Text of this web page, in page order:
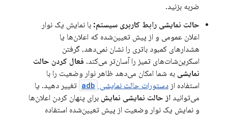
ضربه بزنید.
حالت نمایشی رابط کاربری سیستم: با نمایش یک نوار
اعلان عمومی و از پیش تعیین‌شده که اعلان‌ها یا
هشدارهای کمبود باتری را نشان نمی‌دهد، گرفتن
اسکرین‌شات‌های تمیز را آسان‌تر می‌کند. فعال کردن حالت
نمایشی به شما امکان می‌دهد ظاهر نوار وضعیت را با
استفاده از دستورات حالت نمایشی adb تغییر دهید. یا
می‌توانید از حالت نمایشی نمایش برای پنهان کردن اعلان‌ها
و نمایش یک نوار وضعیت از پیش تعیین‌شده استفاده